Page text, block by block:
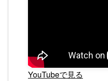
YouTubeで見る